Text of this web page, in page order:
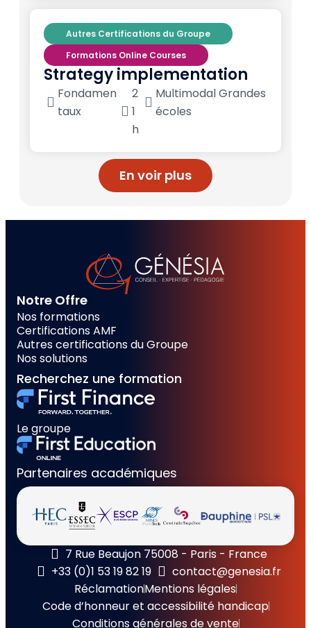
Autres Certifications du Groupe
Formations Online Courses
Strategy implementation
Fondamen
taux
2
1
h
Multimodal Grandes
écoles
En voir plus
Notre Offre
Nos formations
Certifications AMF
Autres certifications du Groupe
Nos solutions
Recherchez une formation
Le groupe
Partenaires académiques
7 Rue Beaujon 75008 - Paris - France
+33 (0)1 53 19 82 19
contact@genesia.fr
RéclamationMentions légales
Code d’honneur et accessibilité handicap
Conditions générales de vente